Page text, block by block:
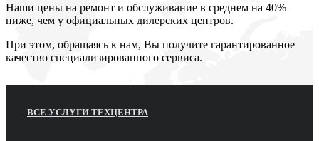
Наши цены на ремонт и обслуживание в среднем на 40%
ниже, чем у официальных дилерских центров.
При этом, обращаясь к нам, Вы получите гарантированное
качество специализированного сервиса.
ВСЕ УСЛУГИ ТЕХЦЕНТРА